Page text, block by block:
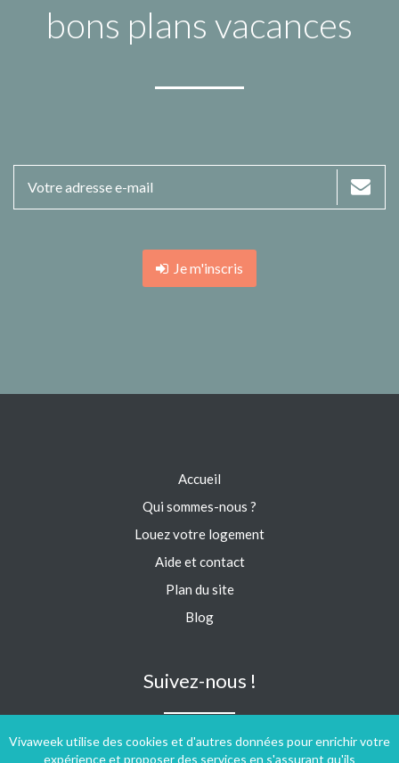
bons plans vacances
Je m'inscris
Vivaweek utilise des cookies et d'autres données pour enrichir votre
expérience et proposer des services en s'assurant qu'ils
Accueil
Qui sommes-nous ?
Louez votre logement
Aide et contact
Plan du site
Blog
Suivez-nous !